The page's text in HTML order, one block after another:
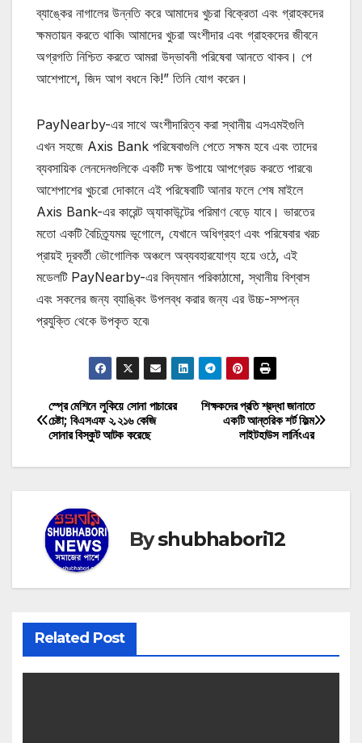
ব্যাঙ্কের নাগালের উন্নতি করে আমাদের খুচরা বিক্রেতা এবং গ্রাহকদের
ক্ষমতায়ন করতে থাকি৷ আমাদের খুচরা অংশীদার এবং গ্রাহকদের জীবনে
অগ্রগতি নিশ্চিত করতে আমরা উদ্ভাবনী পরিষেবা আনতে থাকব। পে
আশেপাশে, জিদ আগ বধনে কি!” তিনি যোগ করেন।
PayNearby-এর সাথে অংশীদারিত্ব করা স্থানীয় এসএমইগুলি
এখন সহজে Axis Bank পরিষেবাগুলি পেতে সক্ষম হবে এবং তাদের
ব্যবসায়িক লেনদেনগুলিকে একটি দক্ষ উপায়ে আপগ্রেড করতে পারবে৷
আশেপাশের খুচরো দোকানে এই পরিষেবাটি আনার ফলে শেষ মাইলে
Axis Bank-এর কারেন্ট অ্যাকাউন্টের পরিমাণ বেড়ে যাবে। ভারতের
মতো একটি বৈচিত্র্যময় ভূগোলে, যেখানে অধিগ্রহণ এবং পরিষেবার খরচ
প্রায়ই দূরবর্তী ভৌগোলিক অঞ্চলে অব্যবহারযোগ্য হয়ে ওঠে, এই
মডেলটি PayNearby-এর বিদ্যমান পরিকাঠামো, স্থানীয় বিশ্বাস
এবং সকলের জন্য ব্যাঙ্কিং উপলব্ধ করার জন্য এর উচ্চ-সম্পন্ন
প্রযুক্তি থেকে উপকৃত হবে৷
Post
navigation
শিক্ষকদের প্রতি শ্রদ্ধা জানাতে
একটি আন্তরিক শর্ট ফিল্ম
লাইটহাউস লার্নিংএর
স্প্রে মেশিনে লুকিয়ে সোনা পাচারের
চেষ্টা; বিএসএফ ২.২১৬ কেজি
সোনার বিস্কুট আটক করেছে
Byshubhabori12
Related Post